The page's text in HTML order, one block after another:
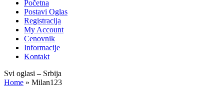
Početna
Postavi Oglas
Registracija
My Account
Cenovnik
Informacije
Kontakt
Svi oglasi – Srbija
Home » Milan123